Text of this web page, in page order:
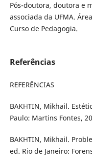
Pós-doutora, doutora e
associada da UFMA.
Curso de Pedagogia.
Referências
REFERÊNCIAS
BAKHTIN, Mikhail.
Paulo: Martins Fontes,
BAKHTIN, Mikhail.
ed. Rio de Janeiro: